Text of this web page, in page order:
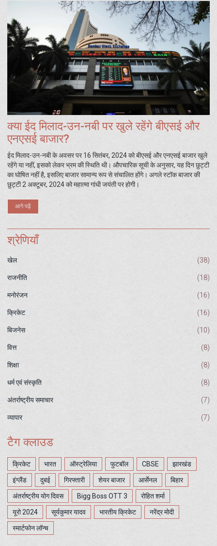
क्या ईद मिलाद-उन-नबी पर खुले रहेंगे बीएसई और
एनएसई बाजार?
ईद मिलाद-उन-नबी के अवसर पर 16 सितंबर, 2024 को बीएसई और एनएसई बाजार खुले
रहेंगे या नहीं, इसको लेकर भ्रम की स्थिति थी। औपचारिक सूची के अनुसार, यह दिन छुट्टी
का घोषित नहीं है, इसलिए बाजार सामान्य रूप से संचालित होंगे। अगले स्टॉक बाजार की
छुट्टी 2 अक्टूबर, 2024 को महात्मा गांधी जयंती पर होगी।
आगे पढ़ें
श्रेणियाँ
खेल (38)
राजनीति (18)
मनोरंजन (16)
क्रिकेट (16)
बिजनेस (10)
वित्त (8)
शिक्षा (8)
धर्म एवं संस्कृति (8)
अंतर्राष्ट्रीय समाचार (7)
व्यापार (7)
टैग क्लाउड
क्रिकेट भारत ऑस्ट्रेलिया फुटबॉल CBSE झारखंड
इंग्लैंड दुबई गिरफ्तारी शेयर बाजार आर्सेनल बिहार
अंतर्राष्ट्रीय योग दिवस Bigg Boss OTT 3 रोहित शर्मा
यूरो 2024 सूर्यकुमार यादव भारतीय क्रिकेट नरेंद्र मोदी
स्मार्टफोन लॉन्च